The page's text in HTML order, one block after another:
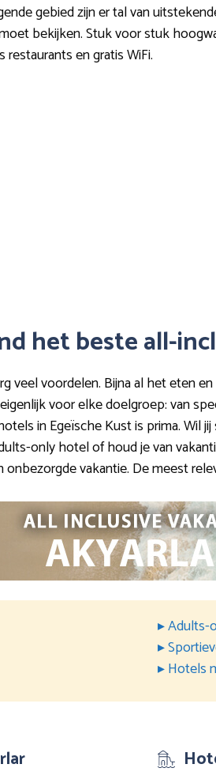
gebied zijn er tal van
bekijken. Stuk voor stuk
en gratis WiFi.
het beste all-
veel voordelen. Bijna al het eten
voor elke doelgroep: van
in Egeïsche Kust is prima. Wil
only hotel of houd je van
vakantie. De meest
▸ Adults-
▸
▸ Hotels